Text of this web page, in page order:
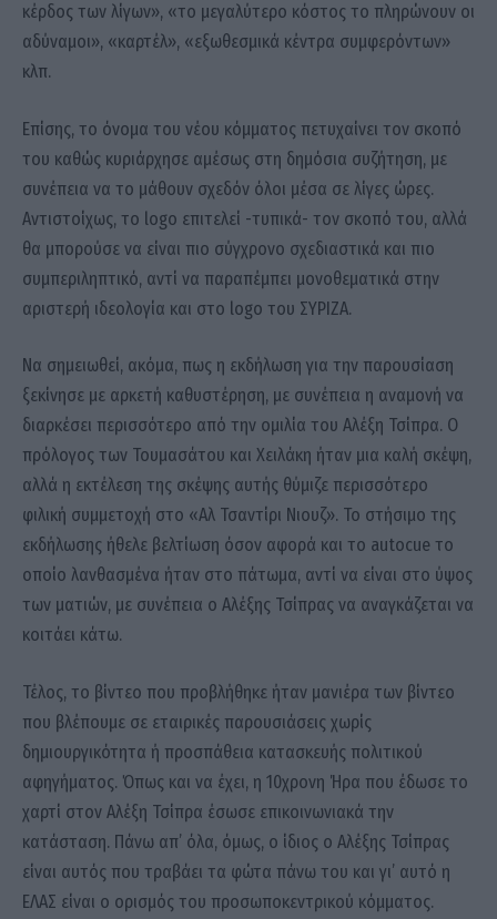
κέρδος των λίγων», «το μεγαλύτερο κόστος το πληρώνουν οι
αδύναμοι», «καρτέλ», «εξωθεσμικά κέντρα συμφερόντων»
κλπ.
Επίσης, το όνομα του νέου κόμματος πετυχαίνει τον σκοπό
του καθώς κυριάρχησε αμέσως στη δημόσια συζήτηση, με
συνέπεια να το μάθουν σχεδόν όλοι μέσα σε λίγες ώρες.
Αντιστοίχως, το logo επιτελεί -τυπικά- τον σκοπό του, αλλά
θα μπορούσε να είναι πιο σύγχρονο σχεδιαστικά και πιο
συμπεριληπτικό, αντί να παραπέμπει μονοθεματικά στην
αριστερή ιδεολογία και στο logo του ΣΥΡΙΖΑ.
Να σημειωθεί, ακόμα, πως η εκδήλωση για την παρουσίαση
ξεκίνησε με αρκετή καθυστέρηση, με συνέπεια η αναμονή να
διαρκέσει περισσότερο από την ομιλία του Αλέξη Τσίπρα. Ο
πρόλογος των Τουμασάτου και Χειλάκη ήταν μια καλή σκέψη,
αλλά η εκτέλεση της σκέψης αυτής θύμιζε περισσότερο
φιλική συμμετοχή στο «Αλ Τσαντίρι Νιουζ». Το στήσιμο της
εκδήλωσης ήθελε βελτίωση όσον αφορά και το autocue το
οποίο λανθασμένα ήταν στο πάτωμα, αντί να είναι στο ύψος
των ματιών, με συνέπεια ο Αλέξης Τσίπρας να αναγκάζεται να
κοιτάει κάτω.
Τέλος, το βίντεο που προβλήθηκε ήταν μανιέρα των βίντεο
που βλέπουμε σε εταιρικές παρουσιάσεις χωρίς
δημιουργικότητα ή προσπάθεια κατασκευής πολιτικού
αφηγήματος. Όπως και να έχει, η 10χρονη Ήρα που έδωσε το
χαρτί στον Αλέξη Τσίπρα έσωσε επικοινωνιακά την
κατάσταση. Πάνω απ’ όλα, όμως, ο ίδιος ο Αλέξης Τσίπρας
είναι αυτός που τραβάει τα φώτα πάνω του και γι’ αυτό η
ΕΛΑΣ είναι ο ορισμός του προσωποκεντρικού κόμματος.